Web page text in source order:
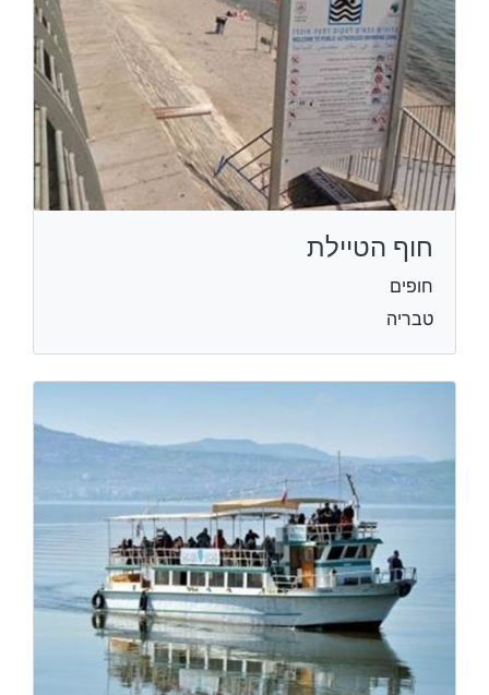
חוף הטיילת
חופים
טבריה